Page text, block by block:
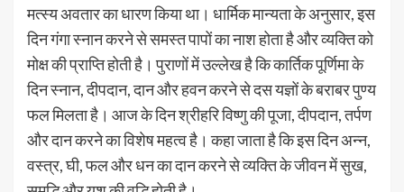
मत्स्य अवतार का धारण किया था। धार्मिक मान्यता के अनुसार, इस
दिन गंगा स्नान करने से समस्त पापों का नाश होता है और व्यक्ति को
मोक्ष की प्राप्ति होती है। पुराणों में उल्लेख है कि कार्तिक पूर्णिमा के
दिन स्नान, दीपदान, दान और हवन करने से दस यज्ञों के बराबर पुण्य
फल मिलता है। आज के दिन श्रीहरि विष्णु की पूजा, दीपदान, तर्पण
और दान करने का विशेष महत्व है। कहा जाता है कि इस दिन अन्न,
वस्त्र, घी, फल और धन का दान करने से व्यक्ति के जीवन में सुख,